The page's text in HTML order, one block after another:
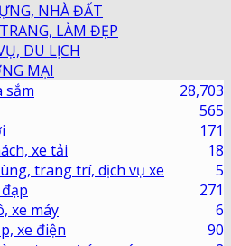
NHÀ ĐẤT
LÀM ĐẸP
DU LỊCH
MẠI
sắm
28,703
565
171
xe tải
18
trang trí, dịch vụ xe
5
271
xe máy
6
xe điện
90